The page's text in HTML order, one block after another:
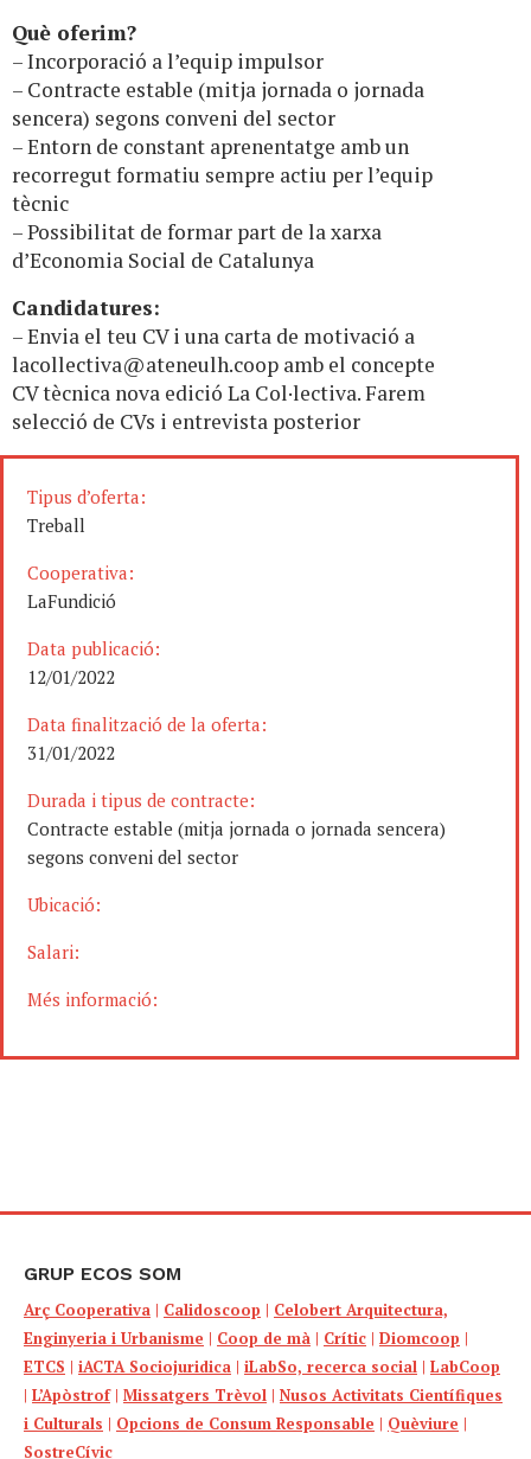
Què oferim?
– Incorporació a l’equip impulsor
– Contracte estable (mitja jornada o jornada
sencera) segons conveni del sector
– Entorn de constant aprenentatge amb un
recorregut formatiu sempre actiu per l’equip
tècnic
– Possibilitat de formar part de la xarxa
d’Economia Social de Catalunya
Candidatures:
– Envia el teu CV i una carta de motivació a
lacollectiva@ateneulh.coop amb el concepte
CV tècnica nova edició La Col·lectiva. Farem
selecció de CVs i entrevista posterior
Tipus d’oferta:
Treball
Cooperativa:
LaFundició
Data publicació:
12/01/2022
Data finalització de la oferta:
31/01/2022
Durada i tipus de contracte:
Contracte estable (mitja jornada o jornada sencera)
segons conveni del sector
Ubicació:
Salari:
Més informació:
GRUP ECOS SOM
Arç Cooperativa | Calidoscoop | Celobert Arquitectura,
Enginyeria i Urbanisme | Coop de mà | Crític | Diomcoop |
ETCS | iACTA Sociojuridica | iLabSo, recerca social | LabCoop
| L’Apòstrof| Missatgers Trèvol | Nusos Activitats Científiques
i Culturals | Opcions de Consum Responsable | Quèviure |
SostreCívic